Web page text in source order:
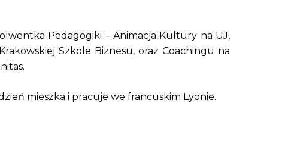
Pedagogiki – Animacja Kultury na UJ,
Szkole Biznesu, oraz Coachingu na
mieszka i pracuje we francuskim Lyonie.